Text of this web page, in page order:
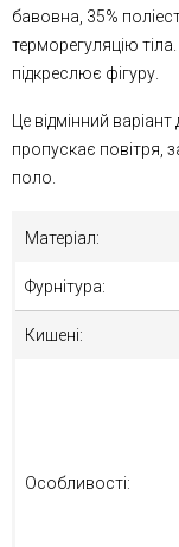
бавовна, 35%
терморегуляцію
підкреслює фігуру.
Це відмінний
пропускає повітря,
поло.
Матеріал:
Фурнітура:
Кишені:
Особливості: